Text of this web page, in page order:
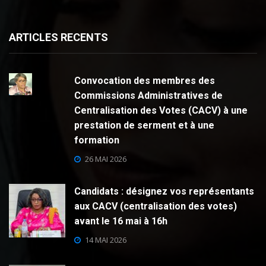
ARTICLES RECENTS
Convocation des membres des
Commissions Administratives de
Centralisation des Votes (CACV) à une
prestation de serment et à une
formation
26 MAI 2026
Candidats : désignez vos représentants
aux CACV (centralisation des votes)
avant le 16 mai à 16h
14 MAI 2026